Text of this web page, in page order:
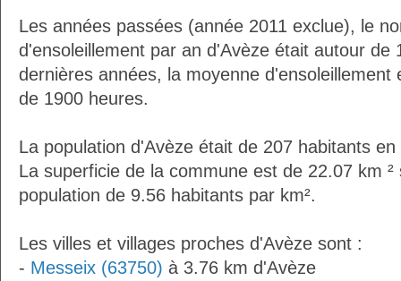
Les années passées (année 2011 exclue), le
d'ensoleillement par an d'Avèze était autour de
dernières années, la moyenne d'ensoleillement
de 1900 heures.
La population d'Avèze était de 207 habitants
La superficie de la commune est de 22.07 km
population de 9.56 habitants par km².
Les villes et villages proches d'Avèze sont :
- Messeix (63750) à 3.76 km d'Avèze